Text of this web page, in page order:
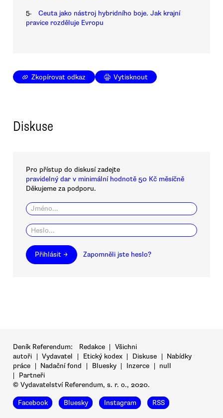
5.
Ceuta jako nástroj hybridního boje. Jak krajní
pravice rozděluje Evropu
Zkopírovat odkaz Vytisknout
Diskuse
Pro přístup do diskusí zadejte
pravidelný dar v minimální hodnotě 50 Kč měsíčně
Děkujeme za podporu.
Přihlásit → Zapomněli jste heslo?
Deník Referendum: Redakce | Všichni
autoři | Vydavatel | Etický kodex | Diskuse | Nabídky
práce | Nadační fond | Bluesky | Inzerce | null
|
Partneři
© Vydavatelství Referendum, s. r. o., 2020.
Facebook Bluesky Instagram RSS